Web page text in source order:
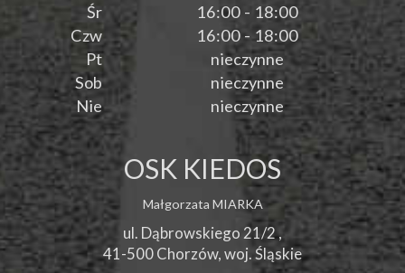
Śr
16:00 - 18:00
Czw
16:00 - 18:00
Pt
nieczynne
Sob
nieczynne
Nie
nieczynne
OSK KIEDOS
Małgorzata MIARKA
ul. Dąbrowskiego 21/2 ,
41-500Chorzów, woj.Śląskie